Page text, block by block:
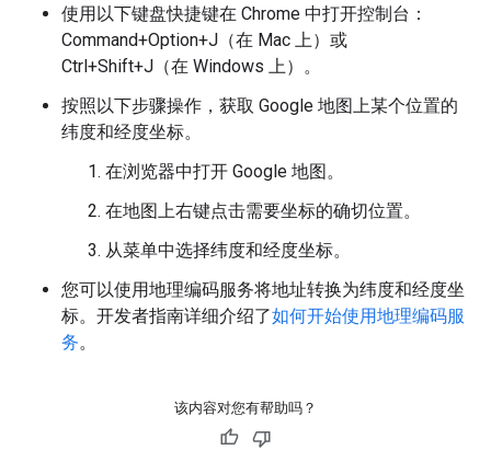
使用以下键盘快捷键在 Chrome 中打开控制台：
Command+Option+J（在 Mac 上）或
Ctrl+Shift+J（在 Windows 上）。
按照以下步骤操作，获取 Google 地图上某个位置的
纬度和经度坐标。
在浏览器中打开 Google 地图。
在地图上右键点击需要坐标的确切位置。
从菜单中选择纬度和经度坐标。
您可以使用地理编码服务将地址转换为纬度和经度坐
标。开发者指南详细介绍了如何开始使用地理编码服
务。
该内容对您有帮助吗？